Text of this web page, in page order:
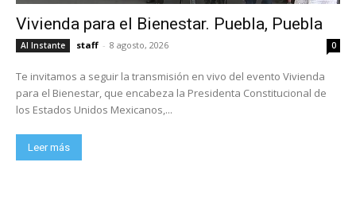
Vivienda para el Bienestar. Puebla, Puebla
Al Instante staff - 8 agosto, 2026 0
Te invitamos a seguir la transmisión en vivo del evento Vivienda
para el Bienestar, que encabeza la Presidenta Constitucional de
los Estados Unidos Mexicanos,...
Leer más